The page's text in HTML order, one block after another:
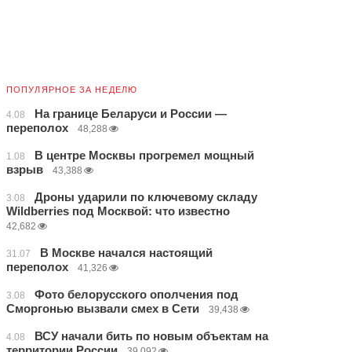
ПОПУЛЯРНОЕ ЗА НЕДЕЛЮ
4.08
На границе Беларуси и России —
переполох
48,288
1.08
В центре Москвы прогремел мощный
взрыв
43,388
3.08
Дроны ударили по ключевому складу
Wildberries под Москвой: что известно
42,682
31.07
В Москве начался настоящий
переполох
41,326
3.08
Фото белорусского ополчения под
Сморгонью вызвали смех в Сети
39,438
4.08
ВСУ начали бить по новым объектам на